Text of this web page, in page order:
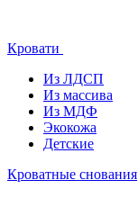
Кровати
Из ЛДСП
Из массива
Из МДФ
Экокожа
Детские
Кроватные снования